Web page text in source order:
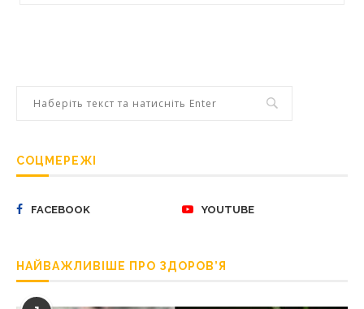
СОЦМЕРЕЖІ
FACEBOOK YOUTUBE
НАЙВАЖЛИВІШЕ ПРО ЗДОРОВ’Я